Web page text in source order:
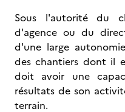
Sous l'autorité du
d'agence ou du
d'une large
des chantiers dont il
doit avoir une
résultats de son
terrain.